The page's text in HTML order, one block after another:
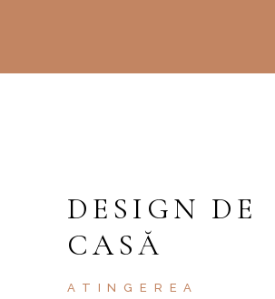
DESIGN DE
CASĂ
ATINGEREA